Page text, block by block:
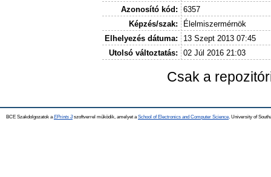
Azonosító kód:
6357
Képzés/szak:
Élelmiszermérnök
Elhelyezés dátuma:
13 Szept 2013 07:45
Utolsó változtatás:
02 Júl 2016 21:03
Csak a
BCE Szakdolgozatok a EPrints 3szoftverrel működik, amelyet a School of Electronics and Computer Science, University of